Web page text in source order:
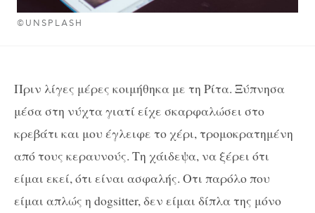
©UNSPLASH
Πριν λίγες μέρες κοιμήθηκα με τη Ρίτα. Ξύπνησα
μέσα στη νύχτα γιατί είχε σκαρφαλώσει στο
κρεβάτι και μου έγλειφε το χέρι, τρομοκρατημένη
από τους κεραυνούς. Τη χάιδεψα, να ξέρει ότι
είμαι εκεί, ότι είναι ασφαλής. Οτι παρόλο που
είμαι απλώς η dogsitter, δεν είμαι δίπλα της μόνο